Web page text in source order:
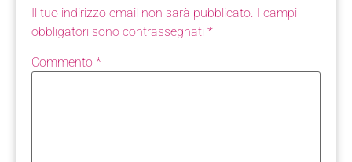
Il tuo indirizzo email non sarà pubblicato. I campi
obbligatori sono contrassegnati *
Commento *